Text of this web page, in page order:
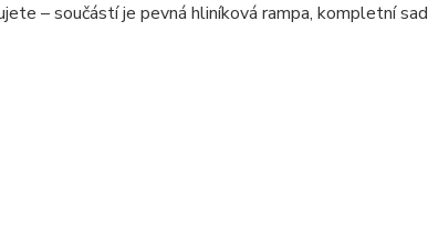
– součástí je pevná hliníková rampa, kompletní